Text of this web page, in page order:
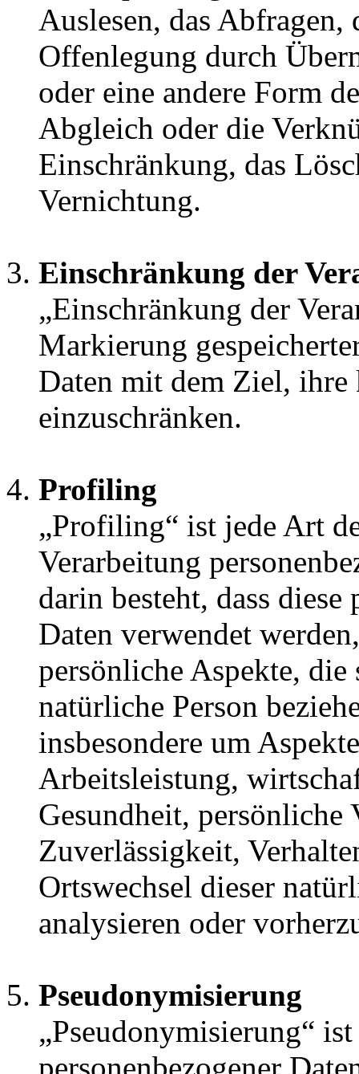
Auslesen, das
Offenlegung durch
oder eine andere Form
Abgleich oder die
Einschränkung, das
Vernichtung.
Einschränkung der
„Einschränkung der
Markierung
Daten mit dem Ziel,
einzuschränken.
Profiling
„Profiling“ ist jede Art
Verarbeitung
darin besteht, dass diese
Daten verwendet
persönliche Aspekte, die
natürliche Person
insbesondere um
Arbeitsleistung,
Gesundheit, persönliche
Zuverlässigkeit,
Ortswechsel dieser
analysieren oder
Pseudonymisierung
„Pseudonymisierung“